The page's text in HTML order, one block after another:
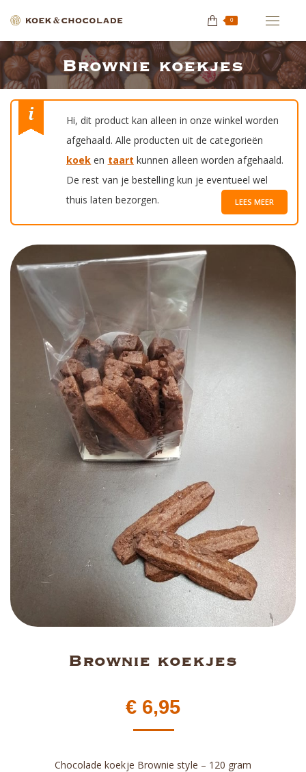
0
Brownie koekjes
Je bent hier:
Hi, dit product kan alleen in onze winkel worden
afgehaald. Alle producten uit de categorieën
koek en taart kunnen alleen worden afgehaald.
De rest van je bestelling kun je eventueel wel
thuis laten bezorgen.
LEES MEER
Brownie koekjes
€6,95
Chocolade koekje Brownie style – 120 gram